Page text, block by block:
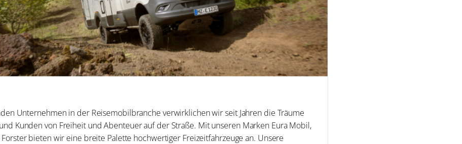
Unternehmen in der Reisemobilbranche verwirklichen wir seit Jahren die Träume
Kunden von Freiheit und Abenteuer auf der Straße. Mit unseren Marken Eura Mobil,
bieten wir eine breite Palette hochwertiger Freizeitfahrzeuge an. Unsere